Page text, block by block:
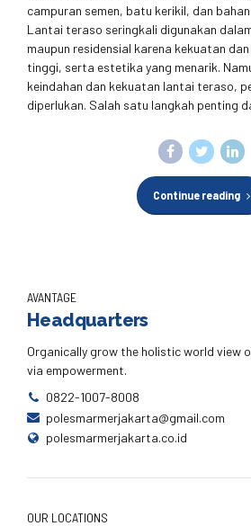
campuran semen, batu kerikil, dan
Lantai teraso seringkali digunakan
maupun residensial karena kekuatan
tinggi, serta estetika yang menarik.
keindahan dan kekuatan lantai teraso,
diperlukan. Salah satu langkah penting
Continue reading
AVANTAGE
Headquarters
Organically grow the holistic world view
via empowerment.
0822-1007-8008
polesmarmerjakarta@gmail.com
polesmarmerjakarta.co.id
OUR LOCATIONS